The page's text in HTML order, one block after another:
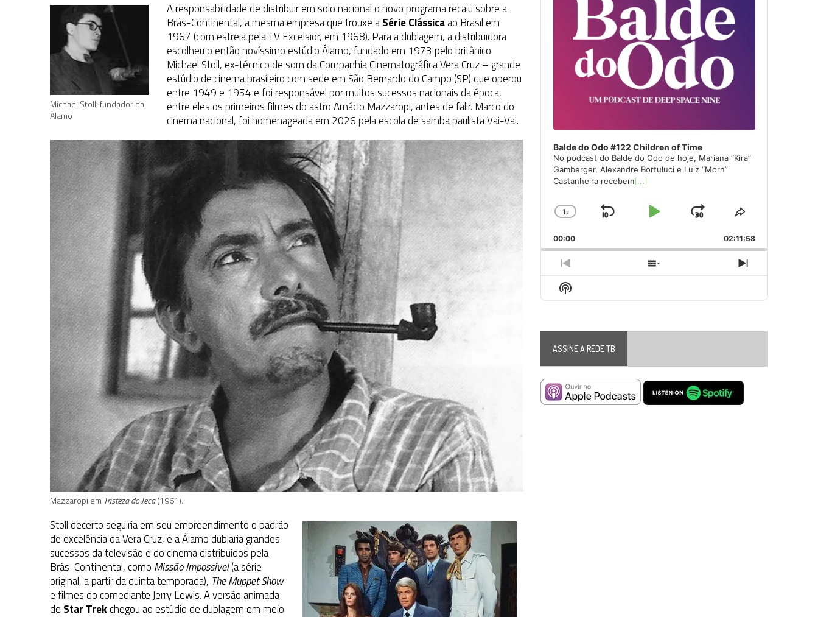
Michael Stoll, fundador da
Álamo
A responsabilidade de distribuir em solo nacional o novo programa recaiu sobre a
Brás-Continental, a mesma empresa que trouxe aSérie Clássicaao Brasil em
1967 (com estreia pela TV Excelsior, em 1968). Para a dublagem, a distribuidora
escolheu o então novíssimo estúdio Álamo, fundado em 1973 pelo britânico
Michael Stoll, ex-técnico de som da Companhia Cinematográfica Vera Cruz – grande
estúdio de cinema brasileiro com sede em São Bernardo do Campo (SP) que operou
entre 1949 e 1954 e foi responsável por muitos sucessos nacionais da época,
entre eles os primeiros filmes do astro Amácio Mazzaropi, antes de falir. Marco do
cinema nacional, foi homenageada em 2026 pela escola de samba paulista Vai-Vai.
Mazzaropi em Tristeza do Jeca(1961).
Stoll decerto seguiria em seu empreendimento o padrão
de excelência da Vera Cruz, e a Álamo dublaria grandes
sucessos da televisão e do cinema distribuídos pela
Brás-Continental, como Missão Impossível(a série
original, a partir da quinta temporada), The Muppet Show
e filmes do comediante Jerry Lewis. A versão animada
de Star Trekchegou ao estúdio de dublagem em meio
Balde do Odo #122 Children of Time
No podcast do Balde do Odo de hoje, Mariana “Kira”
Gamberger, Alexandre Bortuluci e Luiz “Morn”
Castanheira recebem[...]
Change
Rate
1x
Skip
Play
Jump
Forward
Share
Episode
00:00 02:11:58
Previous
Episode
Show
Episodes
Next
Episode
Show
Podcast
ASSINE A REDE TB